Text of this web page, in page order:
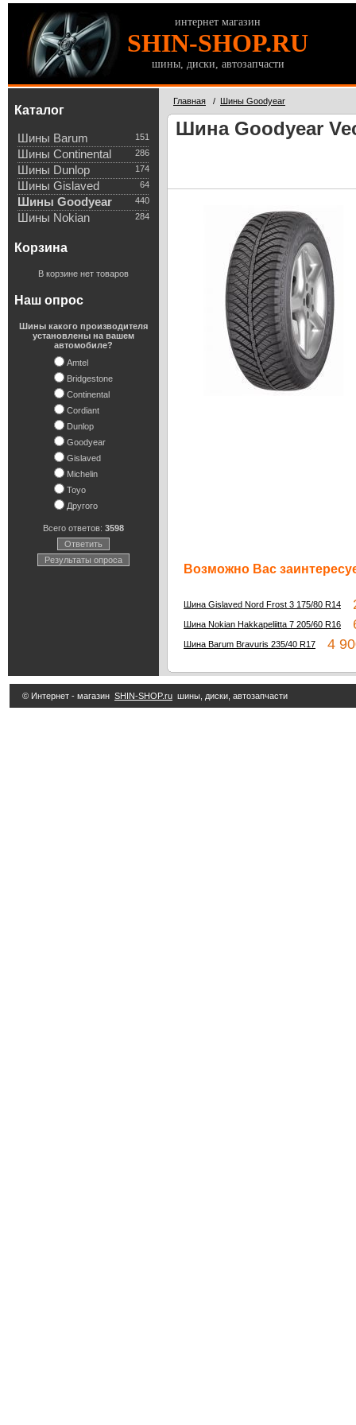
интернет магазин
SHIN-SHOP.RU
шины, диски, автозапчасти
Каталог
151
Шины Barum
286
Шины Continental
174
Шины Dunlop
64
Шины Gislaved
440
Шины Goodyear
284
Шины Nokian
Корзина
В корзине нет товаров
Наш опрос
Шины какого производителя
установлены на вашем
автомобиле?
Amtel
Bridgestone
Continental
Cordiant
Dunlop
Goodyear
Gislaved
Michelin
Toyo
Другого
Всего ответов: 3598
Ответить
Результаты опроса
Главная / Шины Goodyear
Шина Goodyear
Возможно Вас
Шина Gislaved Nord Frost 3 175/80 R14
Шина Nokian Hakkapeliitta 7 205/60 R16
Шина Barum Bravuris 235/40 R17 4
© Интернет - магазин SHIN-SHOP.ru шины, диски, автозапчасти